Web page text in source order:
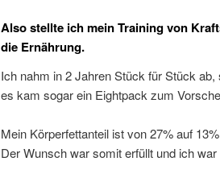
Also stellte ich mein Training von
die Ernährung.
Ich nahm in 2 Jahren Stück für Stück
es kam sogar ein Eightpack zum
Mein Körperfettanteil ist von 27% auf
Der Wunsch war somit erfüllt und ich